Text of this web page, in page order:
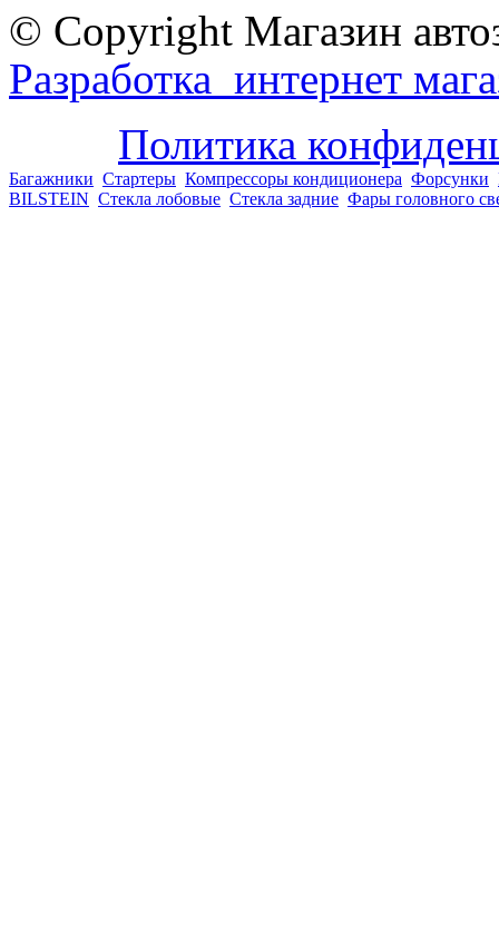
© Copyright Магазин
Разработка интернет
Политика
Багажники Стартеры Компрессоры кондиционера Форсунки
BILSTEIN Стекла лобовые Стекла задние Фары головного